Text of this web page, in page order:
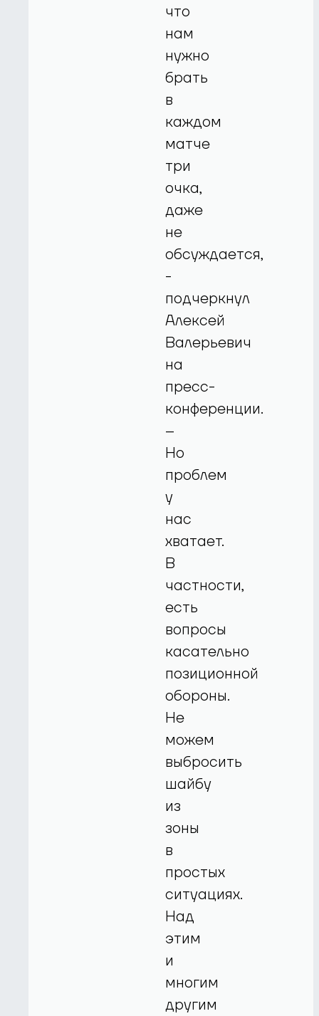
что
нам
нужно
брать
в
каждом
матче
три
очка,
даже
не
обсуждается,
-
подчеркнул
Алексей
Валерьевич
на
пресс-
конференции.
–
Но
проблем
у
нас
хватает.
В
частности,
есть
вопросы
касательно
позиционной
обороны.
Не
можем
выбросить
шайбу
из
зоны
в
простых
ситуациях.
Над
этим
и
многим
другим